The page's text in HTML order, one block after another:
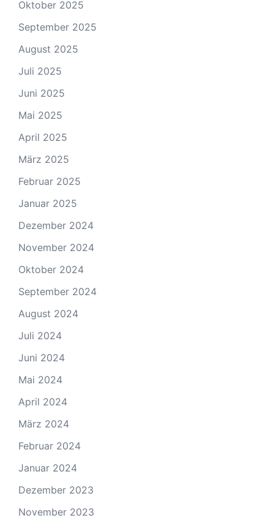
Oktober 2025
September 2025
August 2025
Juli 2025
Juni 2025
Mai 2025
April 2025
März 2025
Februar 2025
Januar 2025
Dezember 2024
November 2024
Oktober 2024
September 2024
August 2024
Juli 2024
Juni 2024
Mai 2024
April 2024
März 2024
Februar 2024
Januar 2024
Dezember 2023
November 2023